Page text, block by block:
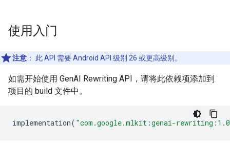
使用入门
注意 ： 此 API 需要 Android API 级别 26 或更高级别。
如需开始使用 GenAI Rewriting API，请将此依赖项添加到
项目的 build 文件中。
implementation( "com.google.mlkit:genai-